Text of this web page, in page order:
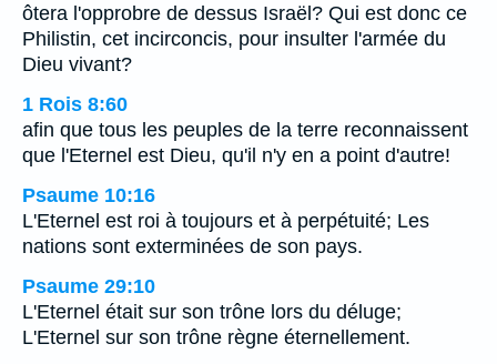
ôtera l'opprobre de dessus Israël? Qui est donc ce
Philistin, cet incirconcis, pour insulter l'armée du
Dieu vivant?
1 Rois 8:60
afin que tous les peuples de la terre reconnaissent
que l'Eternel est Dieu, qu'il n'y en a point d'autre!
Psaume 10:16
L'Eternel est roi à toujours et à perpétuité; Les
nations sont exterminées de son pays.
Psaume 29:10
L'Eternel était sur son trône lors du déluge;
L'Eternel sur son trône règne éternellement.